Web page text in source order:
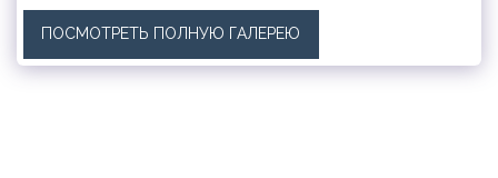
ПОСМОТРЕТЬ ПОЛНУЮ ГАЛЕРЕЮ